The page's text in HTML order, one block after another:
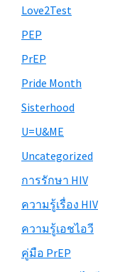
Love2Test
PEP
PrEP
Pride Month
Sisterhood
U=U&ME
Uncategorized
การรักษา HIV
ความรู้เรื่อง HIV
ความรู้เอชไอวี
คู่มือ PrEP